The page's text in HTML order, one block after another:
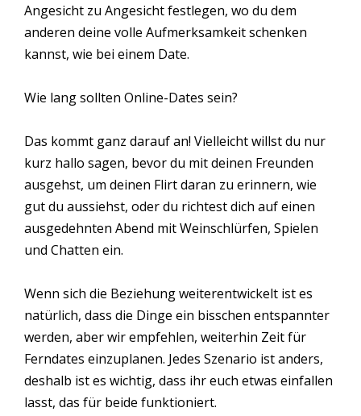
Angesicht zu Angesicht festlegen, wo du dem
anderen deine volle Aufmerksamkeit schenken
kannst, wie bei einem Date.
Wie lang sollten Online-Dates sein?
Das kommt ganz darauf an! Vielleicht willst du nur
kurz hallo sagen, bevor du mit deinen Freunden
ausgehst, um deinen Flirt daran zu erinnern, wie
gut du aussiehst, oder du richtest dich auf einen
ausgedehnten Abend mit Weinschlürfen, Spielen
und Chatten ein.
Wenn sich die Beziehung weiterentwickelt ist es
natürlich, dass die Dinge ein bisschen entspannter
werden, aber wir empfehlen, weiterhin Zeit für
Ferndates einzuplanen. Jedes Szenario ist anders,
deshalb ist es wichtig, dass ihr euch etwas einfallen
lasst, das für beide funktioniert.